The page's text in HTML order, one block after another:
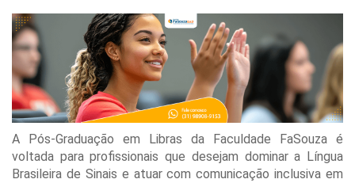
A Pós-Graduação em Libras da Faculdade FaSouza é
voltada para profissionais que desejam dominar a Língua
Brasileira de Sinais e atuar com comunicação inclusiva em